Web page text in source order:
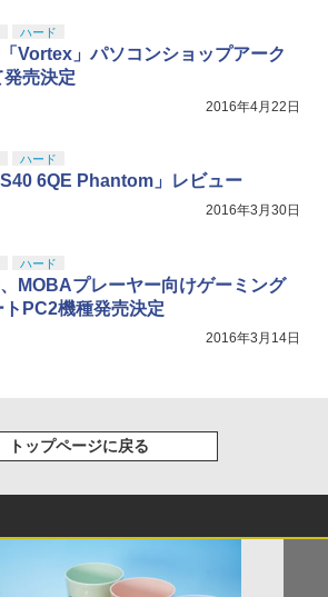
ハード
「Vortex」パソコンショップアーク
発売決定
2016年4月22日
ハード
6QE Phantom」レビュー
2016年3月30日
ハード
、MOBAプレーヤー向けゲーミング
トPC2機種発売決定
2016年3月14日
トップページに戻る